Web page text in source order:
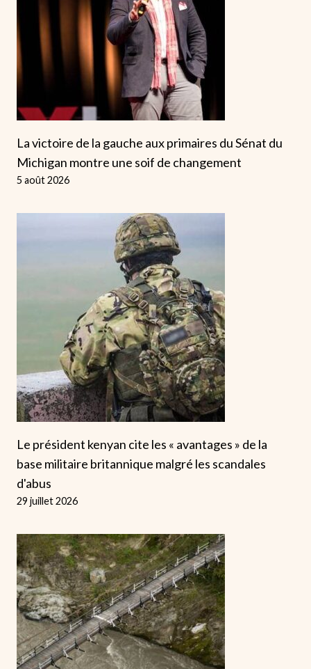
La victoire de la gauche aux primaires du Sénat du
Michigan montre une soif de changement
5 août 2026
Le président kenyan cite les « avantages » de la
base militaire britannique malgré les scandales
d'abus
29 juillet 2026